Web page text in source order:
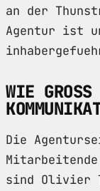
an der
Agentur ist
WIE
Die
sind Olivier